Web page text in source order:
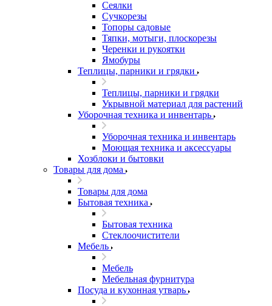
Сеялки
Сучкорезы
Топоры садовые
Тяпки, мотыги, плоскорезы
Черенки и рукоятки
Ямобуры
Теплицы, парники и грядки
Теплицы, парники и грядки
Укрывной материал для растений
Уборочная техника и инвентарь
Уборочная техника и инвентарь
Моющая техника и аксессуары
Хозблоки и бытовки
Товары для дома
Товары для дома
Бытовая техника
Бытовая техника
Стеклоочистители
Мебель
Мебель
Мебельная фурнитура
Посуда и кухонная утварь